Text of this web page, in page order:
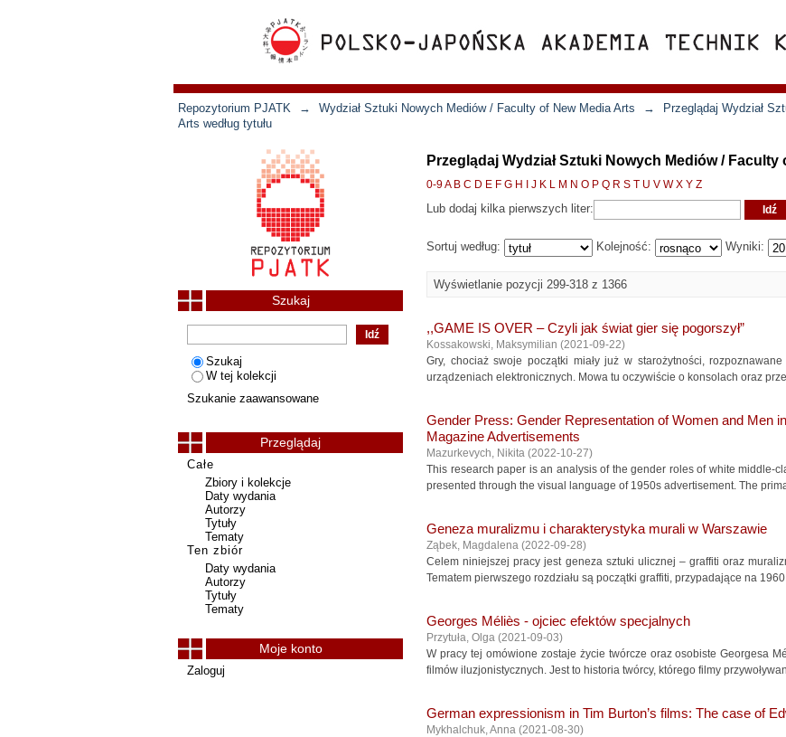
Repozytorium PJATK → Wydział Sztuki Nowych Mediów / Faculty of New Media Arts →
Przeglądaj Wydział
Arts według tytułu
Przeglądaj Wydział Sztuki Nowych Mediów / Faculty
0-9A B C D E F G H J K L M N O P Q R S T U V W X Y Z
Lub dodaj kilka pierwszych liter:
Sortuj według: Kolejność: Wyniki:
Wyświetlanie pozycji 299-318 z 1366
,,GAME IS OVER – Czyli jak świat gier się pogorszył”
Kossakowski, Maksymilian (2021-09-22)
Gry, chociaż swoje początki miały już w starożytności,
urządzeniach elektronicznych. Mowa tu oczywiście o konsolach oraz
Gender Press: Gender Representation of Women and Men
Magazine Advertisements
Mazurkevych, Nikita (2022-10-27)
This research paper is an analysis of the gender roles of white middle-
presented through the visual language of 1950s advertisement. The
Geneza muralizmu i charakterystyka murali w Warszawie
Ząbek, Magdalena (2022-09-28)
Celem niniejszej pracy jest geneza sztuki ulicznej – graffiti oraz
Tematem pierwszego rozdziału są początki graffiti, przypadające na
Georges Méliès - ojciec efektów specjalnych
Przytuła, Olga (2021-09-03)
W pracy tej omówione zostaje życie twórcze oraz osobiste Georgesa
filmów iluzjonistycznych. Jest to historia twórcy, którego filmy
German expressionism in Tim Burton’s films: The case of
Mykhalchuk, Anna (2021-08-30)
Szukaj
Szukaj
W tej kolekcji
Szukanie zaawansowane
Przeglądaj
Całe
Zbiory i kolekcje
Daty wydania
Autorzy
Tytuły
Tematy
Ten zbiór
Daty wydania
Autorzy
Tytuły
Tematy
Moje konto
Zaloguj